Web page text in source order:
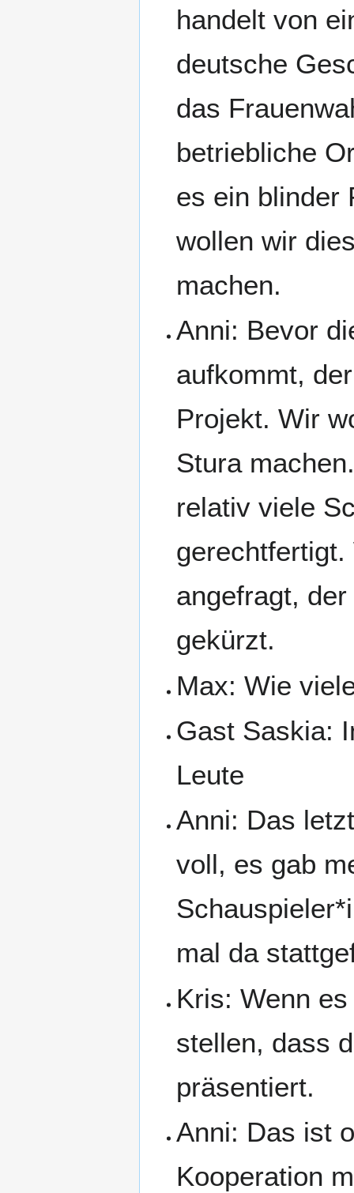
handelt von
deutsche
das
betriebliche
es ein blinder
wollen wir
machen.
Anni: Bevor
aufkommt,
Projekt. Wir
Stura
relativ viele
angefragt,
gekürzt.
Max: Wie
Gast Saskia:
Leute
Anni: Das
voll, es gab
mal da
Kris: Wenn
stellen, dass
präsentiert.
Anni: Das ist
Kooperation